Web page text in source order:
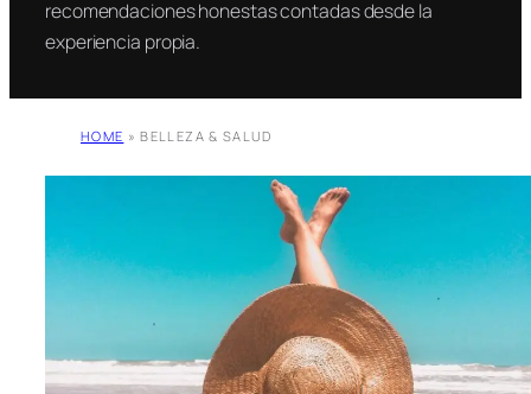
recomendaciones honestas contadas desde la
experiencia propia.
HOME » BELLEZA & SALUD